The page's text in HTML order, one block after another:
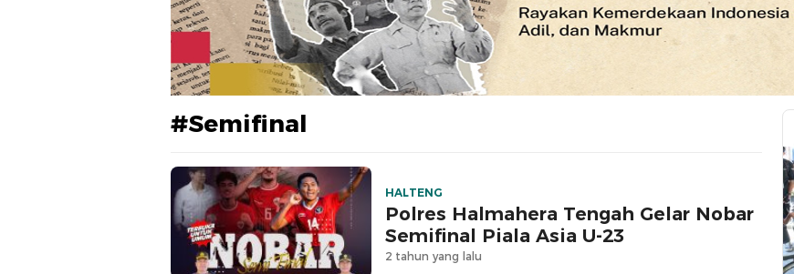
#Semifinal
HALTENG
Polres Halmahera Tengah Gelar Nobar
Semifinal Piala Asia U-23
2 tahun yang lalu